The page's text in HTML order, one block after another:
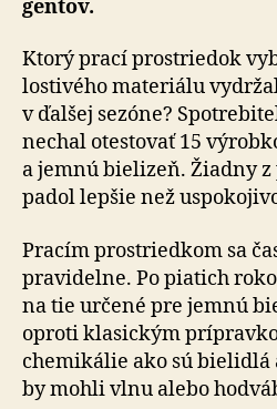
gen­tov.
Ktorý prací prostriedok
losti­vého ma­te­riálu
v ďalšej sezóne?
nechal otes­to­vať 15
a jemnú bie­li­zeň. Žiadny
pa­dol lepšie než
Pracím prostriedkom sa
pra­vi­del­ne. Po pia­tich
na tie určené pre jemnú
oproti kla­sic­kým
chemi­kálie ako sú bielidlá
by mohli vlnu alebo